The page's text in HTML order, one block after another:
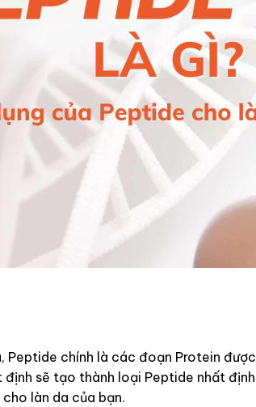
Peptide chính là các đoạn Protein
sẽ tạo thành loại Peptide nhất
làn da của bạn.